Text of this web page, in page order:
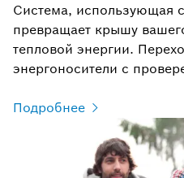
Система, использующая
превращает крышу
тепловой энергии.
энергоносители с
Подробнее